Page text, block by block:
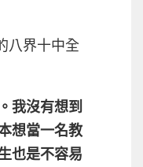
八界十中全
我沒有想到
想當一名教
也是不容易